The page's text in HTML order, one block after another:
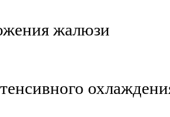
жалюзи